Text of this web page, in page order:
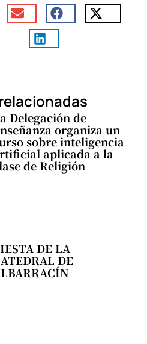
Delegación de
organiza un
sobre inteligencia
aplicada a la
de Religión
DE LA
DE